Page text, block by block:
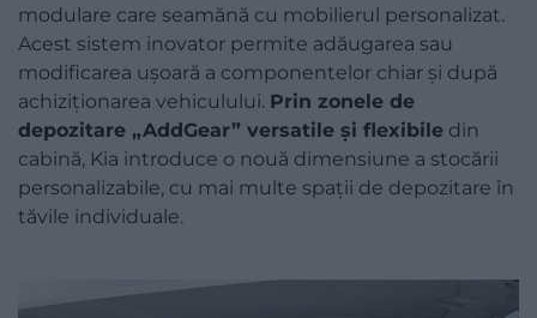
modulare care seamănă cu mobilierul personalizat.
Acest sistem inovator permite adăugarea sau
modificarea ușoară a componentelor chiar și după
achiziționarea vehiculului. Prin zonele de
depozitare „AddGear” versatile și flexibile din
cabină, Kia introduce o nouă dimensiune a stocării
personalizabile, cu mai multe spații de depozitare în
tăvile individuale.